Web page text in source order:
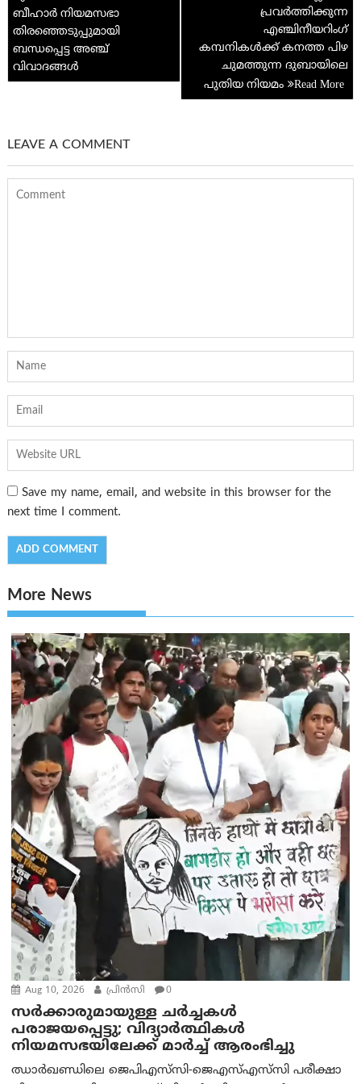
ബീഹാർ നിയമസഭാ
തിരഞ്ഞെടുപ്പുമായി
ബന്ധപ്പെട്ട അഞ്ച്
വിവാദങ്ങൾ
പ്രവർത്തിക്കുന്ന
എഞ്ചിനീയറിംഗ്
കമ്പനികൾക്ക് കനത്ത പിഴ
ചുമത്തുന്ന ദുബായിലെ
പുതിയ നിയമം
LEAVE A COMMENT
Save my name, email, and website in this browser for the
next time I comment.
More News
Aug 10, 2026 പ്രിന്‍സി 0
സർക്കാരുമായുള്ള ചർച്ചകൾ
പരാജയപ്പെട്ടു; വിദ്യാർത്ഥികൾ
നിയമസഭയിലേക്ക് മാർച്ച് ആരംഭിച്ചു
ഝാർഖണ്ഡിലെ ജെപിഎസ്‌സി-ജെഎസ്‌എസ്‌സി പരീക്ഷാ